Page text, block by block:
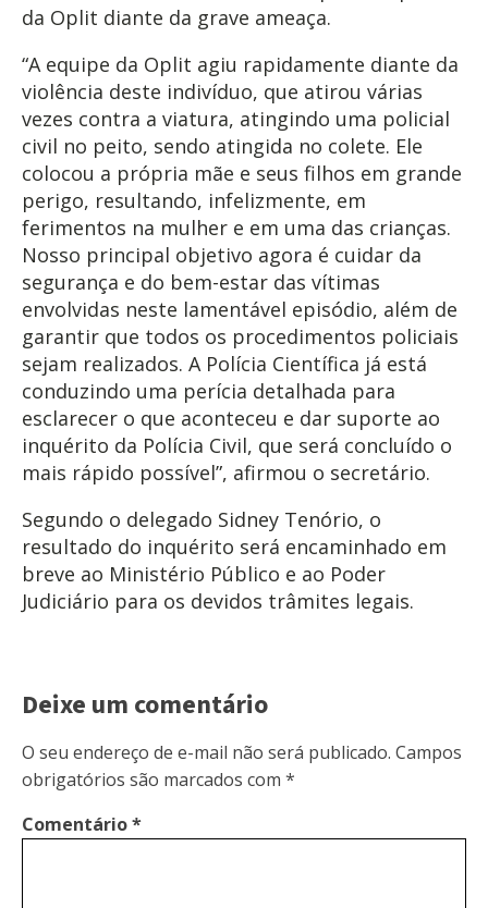
da Oplit diante da grave ameaça.
“A equipe da Oplit agiu rapidamente diante da
violência deste indivíduo, que atirou várias
vezes contra a viatura, atingindo uma policial
civil no peito, sendo atingida no colete. Ele
colocou a própria mãe e seus filhos em grande
perigo, resultando, infelizmente, em
ferimentos na mulher e em uma das crianças.
Nosso principal objetivo agora é cuidar da
segurança e do bem-estar das vítimas
envolvidas neste lamentável episódio, além de
garantir que todos os procedimentos policiais
sejam realizados. A Polícia Científica já está
conduzindo uma perícia detalhada para
esclarecer o que aconteceu e dar suporte ao
inquérito da Polícia Civil, que será concluído o
mais rápido possível”, afirmou o secretário.
Segundo o delegado Sidney Tenório, o
resultado do inquérito será encaminhado em
breve ao Ministério Público e ao Poder
Judiciário para os devidos trâmites legais.
Deixe um comentário
O seu endereço de e-mail não será publicado. Campos
obrigatórios são marcados com *
Comentário*